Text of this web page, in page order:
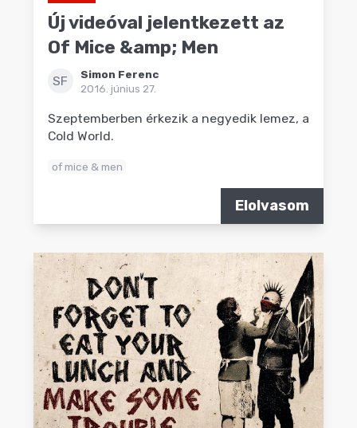
Új videóval jelentkezett az
Of Mice &amp; Men
SF
Simon Ferenc
2016. június 27.
Szeptemberben érkezik a negyedik lemez, a
Cold World.
of mice & men
Elolvasom